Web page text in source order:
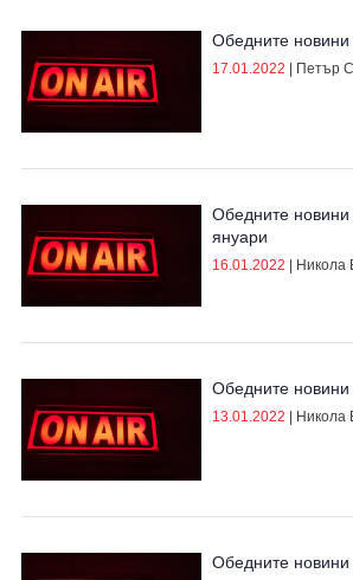
Обедните
17.01.2022 Петър
Обедните новини
януари
16.01.2022 Никола
Обедните
13.01.2022 | Никола
Обедните